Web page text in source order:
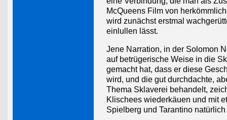
McQueens Film von
wird zunächst erstmal
einlullen lässt.
Jene Narration, in der Solomon
auf betrügerische Weise in die
gemacht hat, dass er diese
wird, und die gut durchdachte,
Thema Sklaverei behandelt,
Klischees wiederkäuen und mit
Spielberg und Tarantino